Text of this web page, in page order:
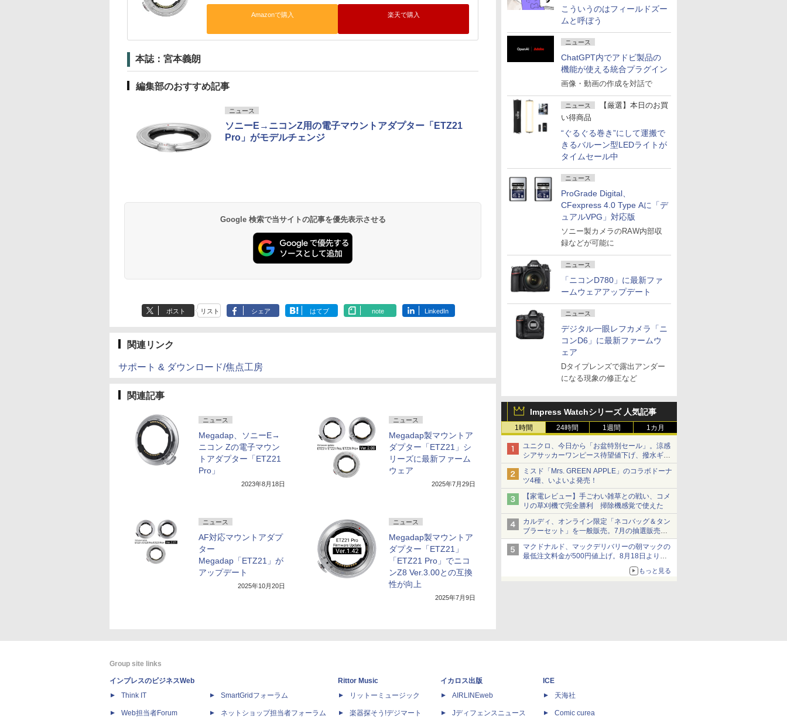
こういうのはフィールドズー
ムと呼ぼう
ニュース
ChatGPT内でアドビ製品の
機能が使える統合プラグイン
画像・動画の作成を対話で
ニュース
【厳選】本日のお買
い得商品
“ぐるぐる巻き”にして運搬で
きるバルーン型LEDライトが
タイムセール中
ニュース
ProGrade Digital、
CFexpress 4.0 Type Aに「デ
ュアルVPG」対応版
ソニー製カメラのRAW内部収
録などが可能に
ニュース
「ニコンD780」に最新ファ
ームウェアアップデート
ニュース
デジタル一眼レフカメラ「ニ
コンD6」に最新ファームウ
ェア
Dタイプレンズで露出アンダー
になる現象の修正など
Impress Watchシリーズ 人気記事
1時間 24時間 1週間 1カ月
ユニクロ、今日から「お盆特別セール」。涼感
シアサッカーワンピース待望値下げ、撥水ギア
ショーツは1990円に
ミスド「Mrs. GREEN APPLE」のコラボドーナ
ツ4種、いよいよ発売！
【家電レビュー】手ごわい雑草との戦い、コメ
リの草刈機で完全勝利 掃除機感覚で使えた
カルディ、オンライン限定「ネコバッグ＆タン
ブラーセット」を一般販売。7月の抽選販売の
当選無効分
マクドナルド、マックデリバリーの朝マックの
最低注文料金が500円値上げ。8月18日より
もっと見る
Amazonで購入 楽天で購入
本誌：宮本義朗
編集部のおすすめ記事
ニュース
ソニーE→ニコンZ用の電子マウントアダプター「ETZ21
Pro」がモデルチェンジ
Google 検索で当サイトの記事を優先表示させる
ポスト リスト シェア はてブ note LinkedIn
関連リンク
サポート & ダウンロード/焦点工房
関連記事
ニュース
Megadap、ソニーE→
ニコン Zの電子マウン
トアダプター「ETZ21
Pro」
2023年8月18日
ニュース
Megadap製マウントア
ダプター「ETZ21」シ
リーズに最新ファーム
ウェア
2025年7月29日
ニュース
AF対応マウントアダプ
ター
Megadap「ETZ21」が
アップデート
2025年10月20日
ニュース
Megadap製マウントア
ダプター「ETZ21」
「ETZ21 Pro」でニコ
ンZ8 Ver.3.00との互換
性が向上
2025年7月9日
Group site links
インプレスのビジネスWeb
Think IT
Web担当者Forum
SmartGridフォーラム
ネットショップ担当者フォーラム
Rittor Music
リットーミュージック
楽器探そう!デジマート
イカロス出版
AIRLINEweb
Jディフェンスニュース
ICE
天海社
Comic curea